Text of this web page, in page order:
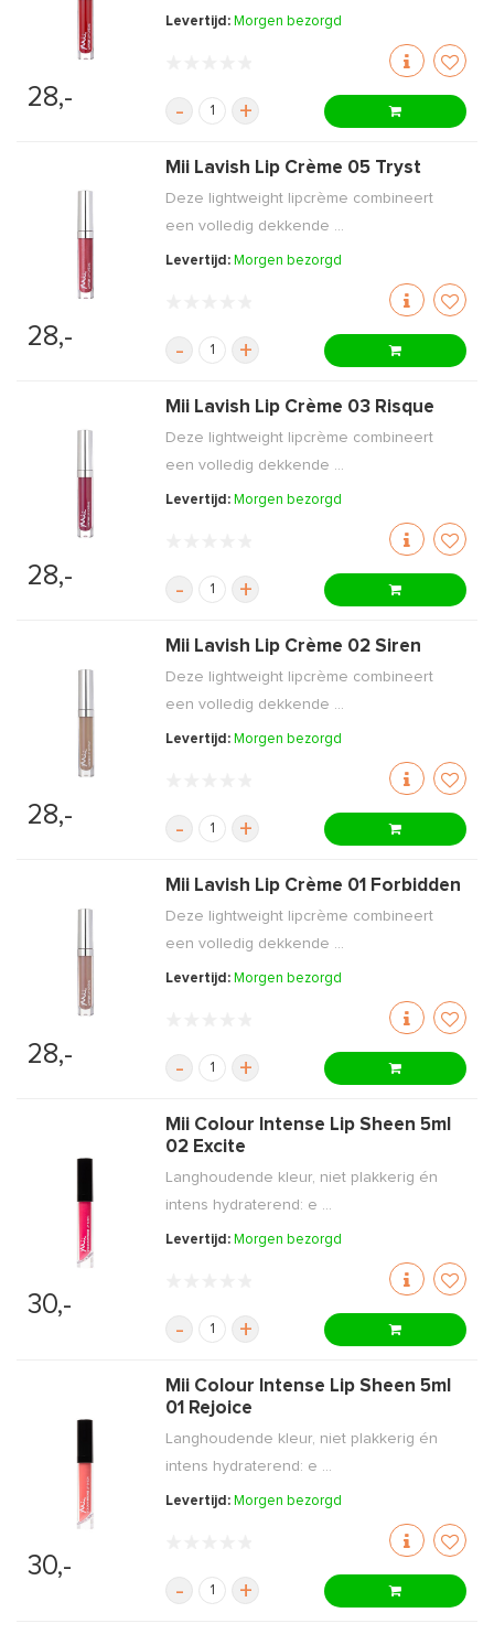
28,-
Levertijd: Morgen bezorgd
- +
28,-
Mii Lavish Lip Crème 05 Tryst
Deze lightweight lipcrème combineert
een volledig dekkende ...
Levertijd: Morgen bezorgd
- +
28,-
Mii Lavish Lip Crème 03 Risque
Deze lightweight lipcrème combineert
een volledig dekkende ...
Levertijd: Morgen bezorgd
- +
28,-
Mii Lavish Lip Crème 02 Siren
Deze lightweight lipcrème combineert
een volledig dekkende ...
Levertijd: Morgen bezorgd
- +
28,-
Mii Lavish Lip Crème 01 Forbidden
Deze lightweight lipcrème combineert
een volledig dekkende ...
Levertijd: Morgen bezorgd
- +
30,-
Mii Colour Intense Lip Sheen 5ml
02 Excite
Langhoudende kleur, niet plakkerig én
intens hydraterend: e ...
Levertijd: Morgen bezorgd
- +
30,-
Mii Colour Intense Lip Sheen 5ml
01 Rejoice
Langhoudende kleur, niet plakkerig én
intens hydraterend: e ...
Levertijd: Morgen bezorgd
- +